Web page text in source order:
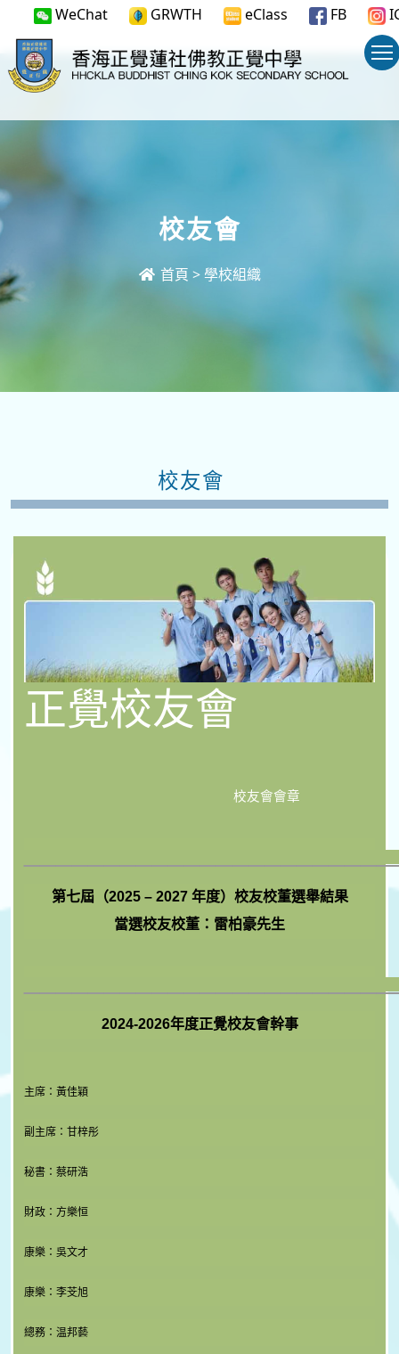
WeChat GRWTH eClass FB
校友會
首頁 > 學校組織
校友會
正覺校友會
校友會會章
第七屆（2025 – 2027 年度）校友校董選舉結果
當選校友校董：雷柏豪先生
2024-2026年度正覺校友會幹事
主席：黃佳穎
副主席：甘梓彤
秘書：蔡研浩
財政：方樂恒
康樂：吳文才
康樂：李芠旭
總務：温邦藝